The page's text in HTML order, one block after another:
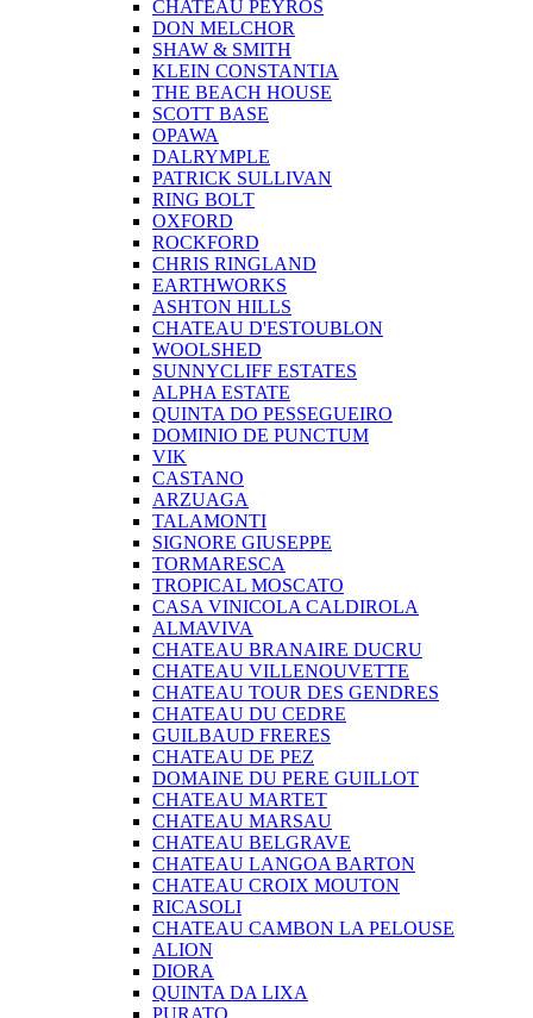
CHATEAU PEYROS
DON MELCHOR
SHAW & SMITH
KLEIN CONSTANTIA
THE BEACH HOUSE
SCOTT BASE
OPAWA
DALRYMPLE
PATRICK SULLIVAN
RING BOLT
OXFORD
ROCKFORD
CHRIS RINGLAND
EARTHWORKS
ASHTON HILLS
CHATEAU D'ESTOUBLON
WOOLSHED
SUNNYCLIFF ESTATES
ALPHA ESTATE
QUINTA DO PESSEGUEIRO
DOMINIO DE PUNCTUM
VIK
CASTANO
ARZUAGA
TALAMONTI
SIGNORE GIUSEPPE
TORMARESCA
TROPICAL MOSCATO
CASA VINICOLA CALDIROLA
ALMAVIVA
CHATEAU BRANAIRE DUCRU
CHATEAU VILLENOUVETTE
CHATEAU TOUR DES GENDRES
CHATEAU DU CEDRE
GUILBAUD FRERES
CHATEAU DE PEZ
DOMAINE DU PERE GUILLOT
CHATEAU MARTET
CHATEAU MARSAU
CHATEAU BELGRAVE
CHATEAU LANGOA BARTON
CHATEAU CROIX MOUTON
RICASOLI
CHATEAU CAMBON LA PELOUSE
ALION
DIORA
QUINTA DA LIXA
PURATO